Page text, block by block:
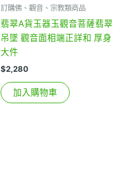
訂購佛、觀音、宗教類商品
翡翠A貨玉器玉觀音菩薩翡翠
吊墜 觀音面相端正詳和 厚身
大件
$2,280
加入購物車